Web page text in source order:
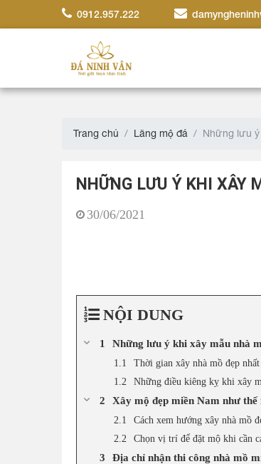
0912.957.222
Trang chủ Lăng mộ đá Những lưu ý
NHỮNG LƯU Ý KHI XÂY
30/06/2021
NỘI DUNG
Những lưu ý khi xây mẫu nhà
Thời gian xây nhà mồ đẹp
Những điều kiêng kỵ khi xây
Xây mộ đẹp miền Nam như thế
Cách xem hướng xây nhà mồ
Chọn vị trí để đặt mộ khi cần
Địa chỉ nhận thi công nhà mồ